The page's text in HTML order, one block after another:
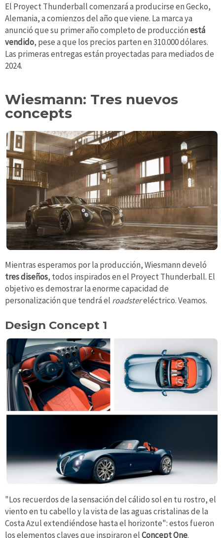
El Proyect Thunderball comenzará a producirse en Gecko,
Alemania, a comienzos del año que viene. La marca ya
anunció que su primer año completo de producciónestá
vendido, pese a que los precios parten en 310.000 dólares.
Las primeras entregas están proyectadas para mediados de
2024.
Wiesmann: Tres nuevos
concepts
Mientras esperamos por la producción, Wiesmann develó
tres diseños, todos inspirados en el Proyect Thunderball. El
objetivo es demostrar la enorme capacidad de
personalización que tendrá el roadstereléctrico. Veamos.
Design Concept 1
"Los recuerdos de la sensación del cálido sol en tu rostro, el
viento en tu cabello y la vista de las aguas cristalinas de la
Costa Azul extendiéndose hasta el horizonte": estos fueron
los elementos claves que inspiraron elConcept One.